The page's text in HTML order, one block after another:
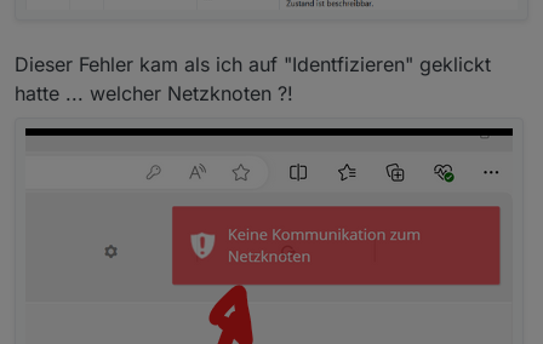
Dieser Fehler kam als ich auf "Identfizieren" geklickt
hatte ... welcher Netzknoten ?!